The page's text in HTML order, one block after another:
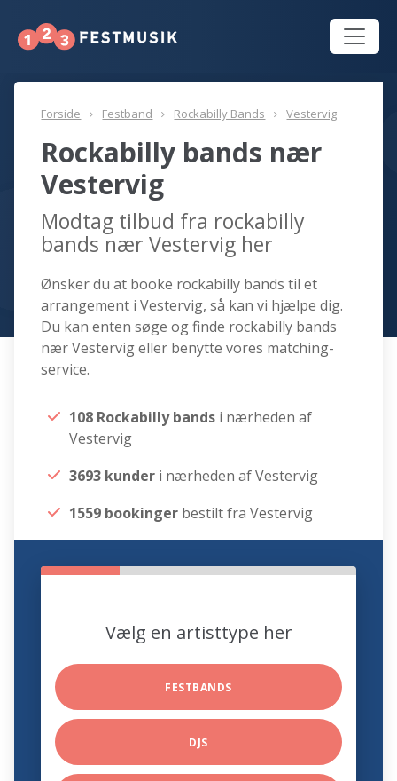
Forside Festband Rockabilly Bands Vestervig
Rockabilly bands nær
Vestervig
Modtag tilbud fra rockabilly
bands nær Vestervig her
Ønsker du at booke rockabilly bands til et
arrangement i Vestervig, så kan vi hjælpe dig.
Du kan enten søge og finde rockabilly bands
nær Vestervig eller benytte vores matching-
service.
108 Rockabilly bands i nærheden af
Vestervig
3693 kunder i nærheden af Vestervig
1559 bookinger bestilt fra Vestervig
Vælg en artisttype her
FESTBANDS
DJS